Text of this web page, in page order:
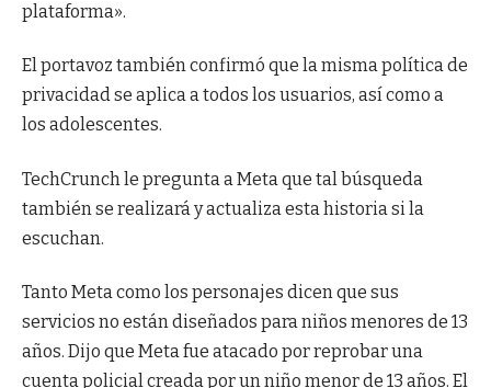
plataforma».
El portavoz también confirmó que la misma política de
privacidad se aplica a todos los usuarios, así como a
los adolescentes.
TechCrunch le pregunta a Meta que tal búsqueda
también se realizará y actualiza esta historia si la
escuchan.
Tanto Meta como los personajes dicen que sus
servicios no están diseñados para niños menores de 13
años. Dijo que Meta fue atacado por reprobar una
cuenta policial creada por un niño menor de 13 años. El